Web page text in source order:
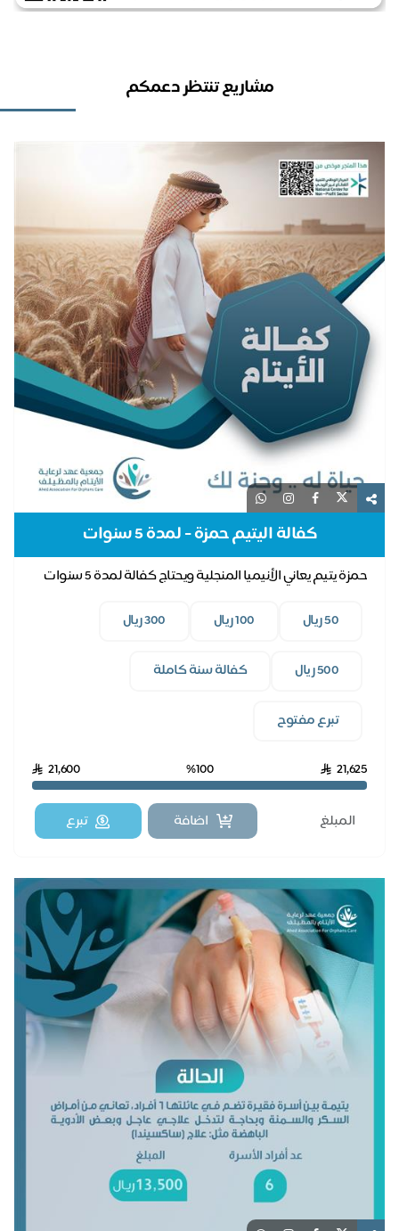
مشاريع تنتظر دعمكم
كفالة اليتيم حمزة - لمدة 5 سنوات
حمزة يتيم يعاني الأنيميا المنجلية ويحتاج كفالة لمدة 5 سنوات
كفالة سنة كاملة
تبرع مفتوح
21,625
%100
21,600
اضافة تبرع